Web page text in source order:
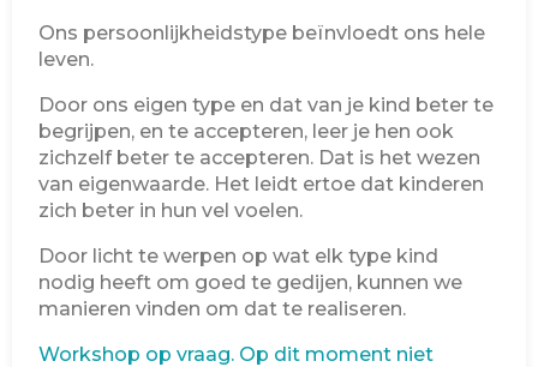
Ons persoonlijkheidstype beïnvloedt ons hele
leven.
Door ons eigen type en dat van je kind beter te
begrijpen, en te accepteren, leer je hen ook
zichzelf beter te accepteren. Dat is het wezen
van eigenwaarde. Het leidt ertoe dat kinderen
zich beter in hun vel voelen.
Door licht te werpen op wat elk type kind
nodig heeft om goed te gedijen, kunnen we
manieren vinden om dat te realiseren.
Workshop op vraag. Op dit moment niet